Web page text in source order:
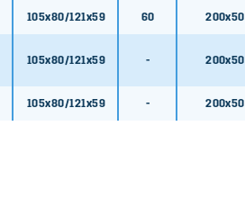
105x80/121x59 60 200x50
105x80/121x59 - 200x50
105x80/121x59 - 200x50